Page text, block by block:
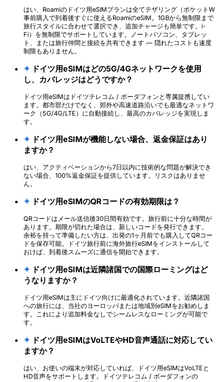
はい、Roamiのドイツ用eSIMプランは全てテザリング（ポケットW
事前購入で到着後すぐに使えるRoamiのeSIM。1GBから無制限まで
旅行スタイルに合わせて選択でき、追加チャージも簡単です。i-
Fi）を無制限でサポートしています。ノートパソコン、タブレッ
ト、または旅行仲間と接続を共有できます — 隠れたコストも速度
制限もありません。
✦ ドイツ用eSIMはどの5G/4Gネットワークを使用
し、カバレッジはどうですか？
ドイツ用eSIMはドイツテレコム / ボーダフォンと専属提携してい
ます。都市部だけでなく、郊外や高速道路沿いでも最適なネットワ
ーク（5G/4G/LTE）に自動接続し、最高のカバレッジを実現しま
す。
✦ ドイツ用eSIMが機能しない場合、返金保証はあり
ますか？
はい、アクティベーションから7日以内に技術的な問題が解決でき
ない場合、100%返金保証を提供しています。リスクはありませ
ん。
✦ ドイツ用eSIMのQRコードの有効期限は？
QRコードはメール送信後30日間有効です。旅行前に十分な時間が
あります。期限が切れた場合は、新しいコードを発行できます。
余裕を持って準備したい方は、出発の1ヶ月前でも購入してQRコー
ドを保存可能。ドイツ旅行前に海外旅行eSIMをインストールして
おけば、到着後スムーズに通信を開始できます。
✦ ドイツ用eSIMは近隣諸国での国際ローミングはど
うなりますか？
ドイツ用eSIMは主にドイツ向けに最適化されています。近隣諸国
への旅行には、当社のヨーロッパまたは地域別eSIMをお勧めしま
す。これにより追加料金なしでシームレスなローミングが可能で
す。
✦ ドイツ用eSIMはVoLTEやHD音声通話に対応してい
ますか？
はい、お使いの端末が対応していれば、ドイツ用eSIMはVoLTEと
HD音声をサポートします。ドイツテレコム / ボーダフォンの